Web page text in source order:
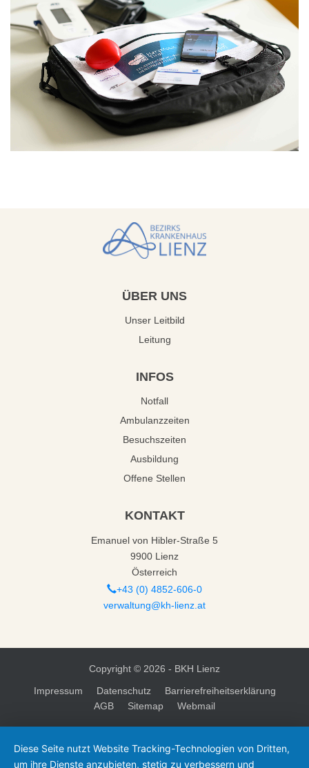
ÜBER UNS
Unser Leitbild
Leitung
INFOS
Notfall
Ambulanzzeiten
Besuchszeiten
Ausbildung
Offene Stellen
KONTAKT
Emanuel von Hibler-Straße 5
9900 Lienz
Österreich
+43 (0) 4852-606-0
verwaltung@kh-lienz.at
Copyright © 2026 - BKH Lienz
Impressum
Datenschutz
Barrierefreiheitserklärung
AGB
Sitemap Webmail
Diese Seite nutzt Website Tracking-Technologien von Dritten,
um ihre Dienste anzubieten, stetig zu verbessern und